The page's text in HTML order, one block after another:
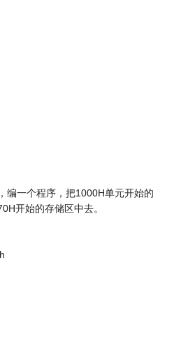
编一个程序，把1000H单元开始的
开始的存储区中去。